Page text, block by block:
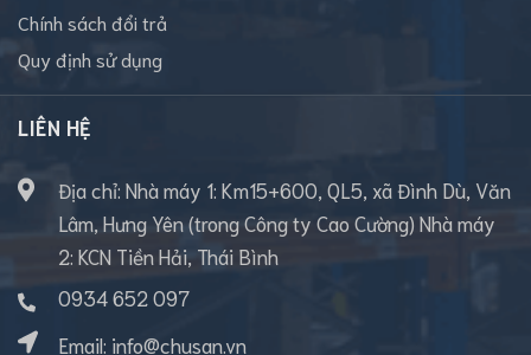
Chính sách đổi trả
Quy định sử dụng
LIÊN HỆ
Địa chỉ: Nhà máy 1: Km15+600, QL5, xã Đình Dù, Văn
Lâm, Hưng Yên (trong Công ty Cao Cường) Nhà máy
2: KCN Tiền Hải, Thái Bình
0934 652 097
Email: info@chusan.vn